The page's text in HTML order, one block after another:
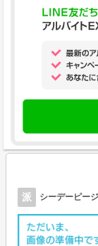
派 シーデーピー